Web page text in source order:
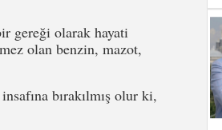
gereği olarak hayati
olan benzin, mazot,
bırakılmış olur ki,